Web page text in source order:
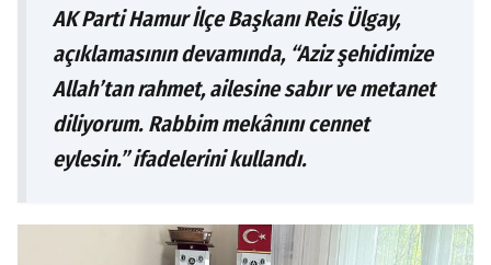
AK Parti Hamur İlçe Başkanı Reis Ülgay,
açıklamasının devamında, “Aziz şehidimize
Allah’tan rahmet, ailesine sabır ve metanet
diliyorum. Rabbim mekânını cennet
eylesin.” ifadelerini kullandı.